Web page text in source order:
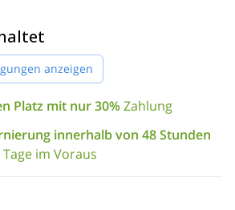
gibt, die uns bis auf 2600 m bringt.
wir zum Gipfel der
schönsten Berge der Ostalpen gilt.
ist der höchste Berg des Landes,
an diesem Tag entlang der Seitenmoräne
anzeigen
Platz mit nur 30%Zahlung
innerhalb von 48 Stunden
im Voraus